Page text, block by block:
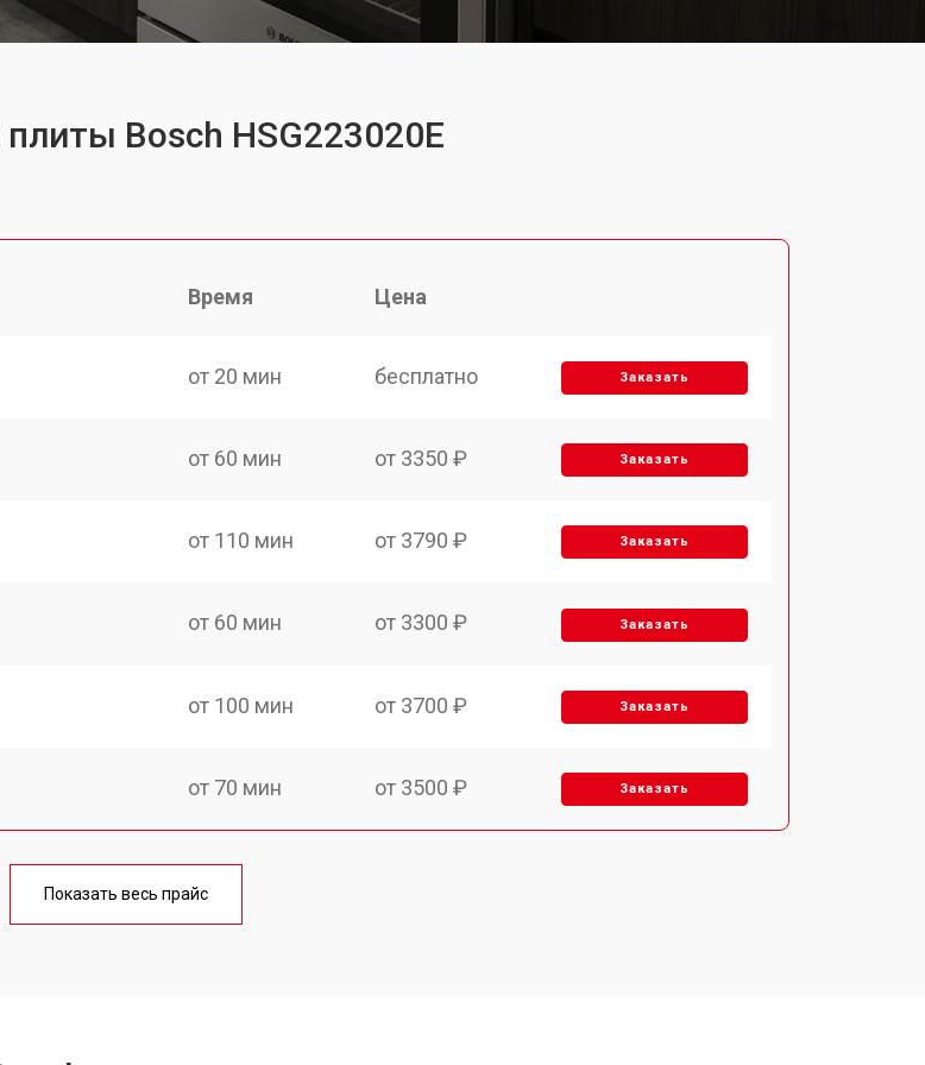
Bosch HSG223020E
Время Цена
от 20 мин бесплатно Заказать
от 60 мин от 3350 ₽ Заказать
от 110 мин от 3790 ₽ Заказать
от 60 мин от 3300 ₽ Заказать
от 100 мин от 3700 ₽ Заказать
от 70 мин от 3500 ₽ Заказать
от 120 мин
Показать весь прайс